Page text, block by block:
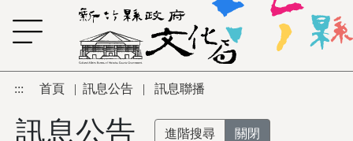
跳到主要內容區塊
::: 首頁 | 訊息公告 | 訊息聯播
訊息公告 進階搜尋 關閉